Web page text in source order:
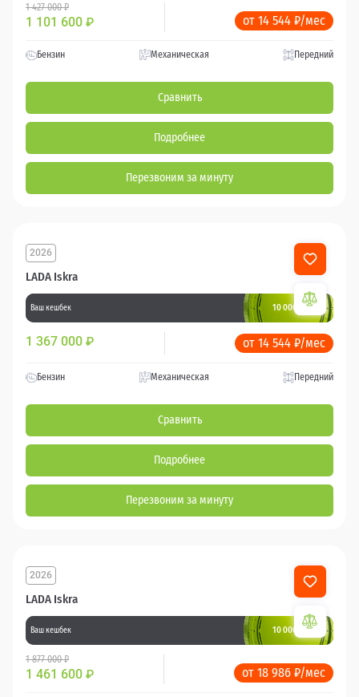
1 427 000 ₽
1 101 600 ₽ от 14 544 ₽/мес
Бензин Механическая Передний
Сравнить
Подробнее
Перезвоним за минуту
LADA Iskra
2026
Ваш кешбек 10 000 баллов
1 367 000 ₽ от 14 544 ₽/мес
Бензин Механическая Передний
Сравнить
Подробнее
Перезвоним за минуту
LADA Iskra
2026
Ваш кешбек 10 000 баллов
1 877 000 ₽
1 461 600 ₽ от 18 986 ₽/мес